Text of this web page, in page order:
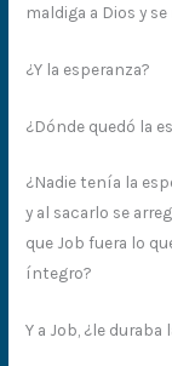
maldiga a Dios y se
¿Y la esperanza?
¿Dónde quedó la
¿Nadie tenía la
y al sacarlo se
que Job fuera lo
íntegro?
Y a Job, ¿le